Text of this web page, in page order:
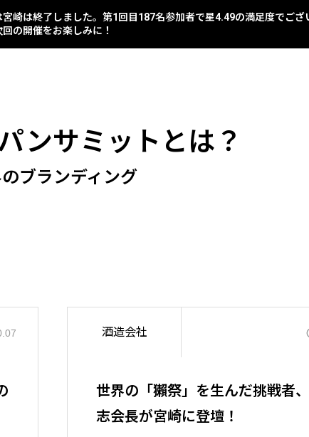
崎は終了しました。第1回目187名参加者で星4.49の満足度でござ
回の開催をお楽しみに！
セッションのご紹介
タイムテーブル
ンサミットとは？
ブランディング
酒造会社
世界の「獺祭」を生んだ挑戦者
志会長が宮崎に登壇！